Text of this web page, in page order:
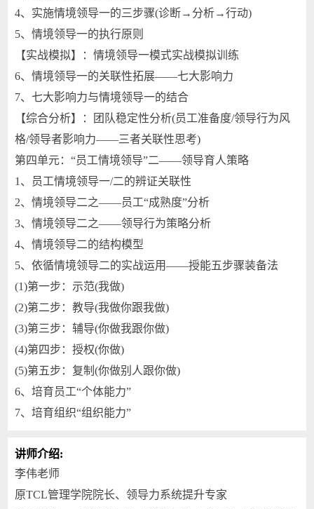
4、实施情境领导一的三步骤(诊断→分析→行动)
5、情境领导一的执行原则
【实战模拟】：情境领导一模式实战模拟训练
6、情境领导一的关联性拓展——七大影响力
7、七大影响力与情境领导一的结合
【综合分析】：团队稳定性分析(员工准备度/领导行为风
格/领导者影响力——三者关联性思考)
第四单元：“员工情境领导”二——领导育人策略
1、员工情境领导一/二的辨证关联性
2、情境领导二之——员工“成熟度”分析
3、情境领导二之——领导行为策略分析
4、情境领导二的结构模型
5、依循情境领导二的实战运用——授能五步骤装备法
(1)第一步：示范(我做)
(2)第二步：教导(我做你跟我做)
(3)第三步：辅导(你做我跟你做)
(4)第四步：授权(你做)
(5)第五步：复制(你做别人跟你做)
6、培育员工“个体能力”
7、培育组织“组织能力”
讲师介绍:
李伟老师
原TCL管理学院院长、领导力系统提升专家